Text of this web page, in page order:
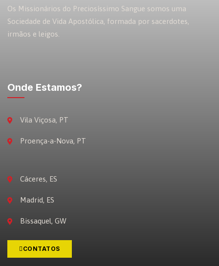
Os Missionários do Preciosíssimo Sangue somos uma
Sociedade de Vida Apostólica, formada por sacerdotes,
irmãos e leigos.
Onde Estamos?
Vila Viçosa, PT
Proença-a-Nova, PT
Cáceres, ES
Madrid, ES
Bissaquel, GW
CONTATOS